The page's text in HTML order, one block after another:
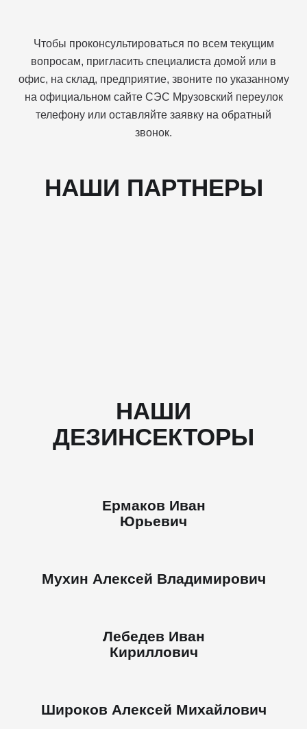
Чтобы проконсультироваться по всем текущим
вопросам, пригласить специалиста домой или в
офис, на склад, предприятие, звоните по указанному
на официальном сайте СЭС Мрузовский переулок
телефону или оставляйте заявку на обратный
звонок.
НАШИ ПАРТНЕРЫ
НАШИ
ДЕЗИНСЕКТОРЫ
Ермаков Иван
Юрьевич
Мухин Алексей Владимирович
Лебедев Иван
Кириллович
Широков Алексей Михайлович